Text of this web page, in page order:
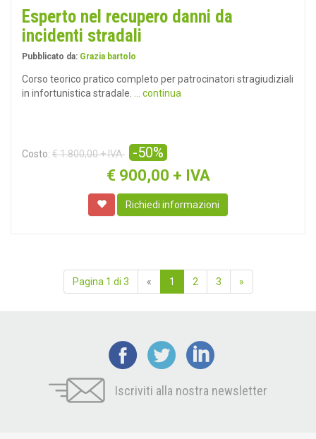
Esperto nel recupero danni da
incidenti stradali
Pubblicato da: Grazia bartolo
Corso teorico pratico completo per patrocinatori stragiudiziali
in infortunistica stradale.
... continua
Costo: € 1.800,00 + IVA -50%
€ 900,00 + IVA
Richiedi informazioni
Pagina 1 di 3 « 1 2 3 »
Iscriviti alla nostra newsletter